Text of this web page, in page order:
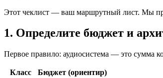
Этот чеклист — ваш маршрутный лист. Мы
1. Определите бюджет и
Первое правило: аудиосистема — это сумма
Класс Бюджет (ориентир)